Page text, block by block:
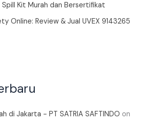
Kit Murah dan Bersertifikat
Online: Review & Jual UVEX 9143265
di Jakarta - PT SATRIA SAFTINDO on